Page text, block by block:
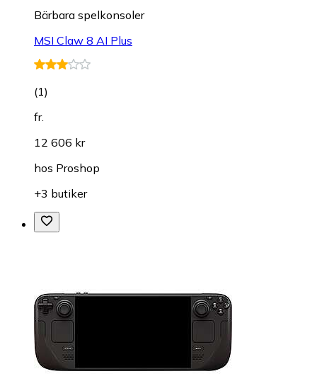
Bärbara spelkonsoler
MSI Claw 8 AI Plus
(1)
fr.
12 606 kr
hos Proshop
+3 butiker